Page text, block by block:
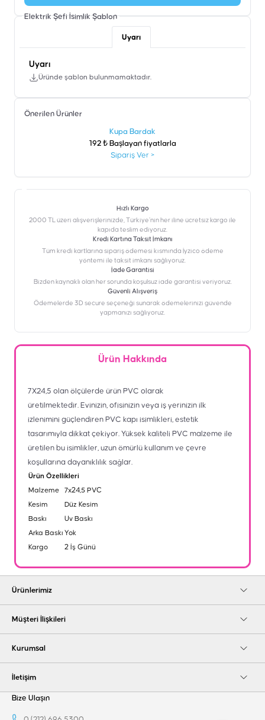
Elektrik Şefi İsimlik Şablon
Uyarı
Uyarı
Üründe şablon bulunmamaktadır.
Önerilen Ürünler
Kupa Bardak
192 ₺ Başlayan fiyatlarla
Sipariş Ver >
Hızlı Kargo
2000 TL üzeri alışverişlerinizde, Türkiye’nin her iline ücretsiz kargo ile
kapıda teslim ediyoruz.
Kredi Kartına Taksit İmkanı
‎Tüm kredi kartlarına sipariş ödemesi kısmında İyzico ödeme
yöntemi ile taksit imkanı sağlıyoruz.
İade Garantisi
Bizden kaynaklı olan her sorunda koşulsuz iade garantisi veriyoruz.
Güvenli Alışveriş
Ödemelerde 3D secure seçeneği sunarak ödemelerinizi güvende
yapmanızı sağlıyoruz.
Ürün Hakkında
7X24,5 olan ölçülerde ürün PVC olarak
üretilmektedir. Evinizin, ofisinizin veya iş yerinizin ilk
izlenimini güçlendiren PVC kapı isimlikleri, estetik
tasarımıyla dikkat çekiyor. Yüksek kaliteli PVC malzeme ile
üretilen bu isimlikler, uzun ömürlü kullanım ve çevre
koşullarına dayanıklılık sağlar.
Ürün Özellikleri
Malzeme
7x24,5 PVC
Kesim
Düz Kesim
Baskı
Uv Baskı
Arka Baskı Yok
Kargo
2 İş Günü
Ürünlerimiz
Müşteri İlişkileri
Kurumsal
İletişim
Bize Ulaşın